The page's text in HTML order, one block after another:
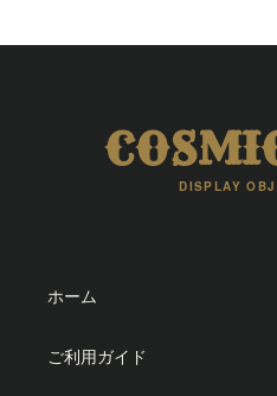
DISPLAY
ホーム
ご利用ガイド